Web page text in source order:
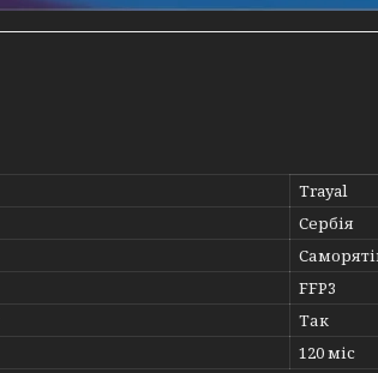
Trayal
Сербія
FFP3
Так
120 міс